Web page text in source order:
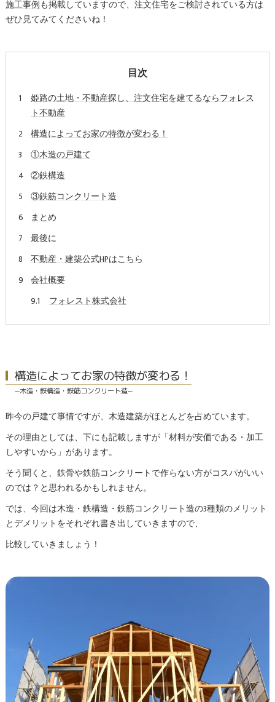
施工事例も掲載していますので、注文住宅をご検討されている方は
ぜひ見てみてくださいね！
目次
姫路の土地・不動産探し、注文住宅を建てるならフォレス
ト不動産
構造によってお家の特徴が変わる！
①木造の戸建て
②鉄構造
③鉄筋コンクリート造
まとめ
最後に
不動産・建築公式HPはこちら
会社概要
フォレスト株式会社
構造によってお家の特徴が変わる！
~木造・鉄構造・鉄筋コンクリート造~
昨今の戸建て事情ですが、木造建築がほとんどを占めています。
その理由としては、下にも記載しますが「材料が安価である・加工
しやすいから」があります。
そう聞くと、鉄骨や鉄筋コンクリートで作らない方がコスパがいい
のでは？と思われるかもしれません。
では、今回は木造・鉄構造・鉄筋コンクリート造の3種類のメリット
とデメリットをそれぞれ書き出していきますので、
比較していきましょう！